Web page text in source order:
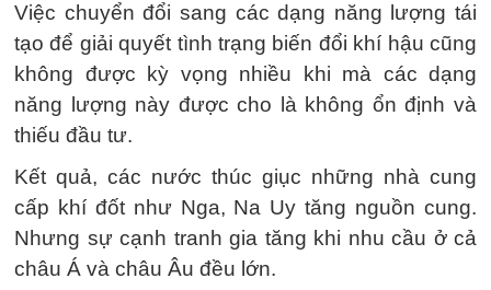
Việc chuyển đổi sang các dạng năng lượng tái
tạo để giải quyết tình trạng biến đổi khí hậu cũng
không được kỳ vọng nhiều khi mà các dạng
năng lượng này được cho là không ổn định và
thiếu đầu tư.
Kết quả, các nước thúc giục những nhà cung
cấp khí đốt như Nga, Na Uy tăng nguồn cung.
Nhưng sự cạnh tranh gia tăng khi nhu cầu ở cả
châu Á và châu Âu đều lớn.